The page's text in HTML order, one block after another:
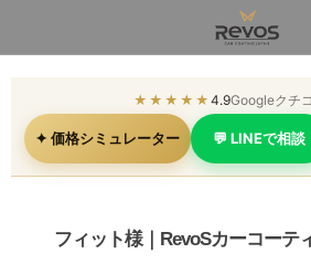
★★★★★ 4.9Googleクチ
✦ 価格シミュレーター 💬 LINEで相談
フィット様｜RevoSカーコーテ